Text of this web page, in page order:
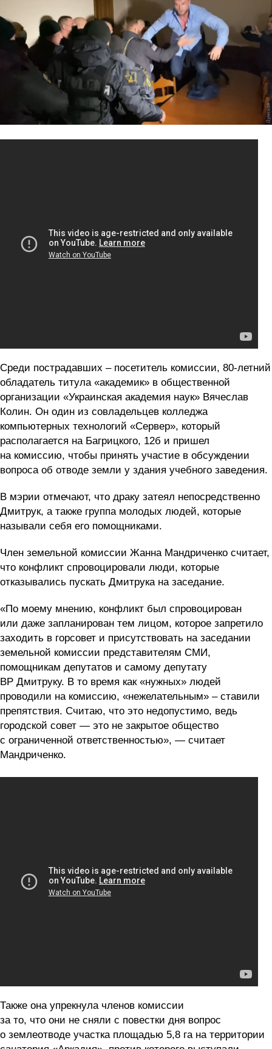
Среди пострадавших – посетитель комиссии, 80-летний
обладатель титула «академик» в общественной
организации «Украинская академия наук» Вячеслав
Колин. Он один из совладельцев колледжа
компьютерных технологий «Сервер», который
располагается на Багрицкого, 12б и пришел
на комиссию, чтобы принять участие в обсуждении
вопроса об отводе земли у здания учебного заведения.
В мэрии отмечают, что драку затеял непосредственно
Дмитрук, а также группа молодых людей, которые
называли себя его помощниками.
Член земельной комиссии Жанна Мандриченко считает,
что конфликт спровоцировали люди, которые
отказывались пускать Дмитрука на заседание.
«По моему мнению, конфликт был спровоцирован
или даже запланирован тем лицом, которое запретило
заходить в горсовет и присутствовать на заседании
земельной комиссии представителям СМИ,
помощникам депутатов и самому депутату
ВР Дмитруку. В то время как «нужных» людей
проводили на комиссию, «нежелательным» – ставили
препятствия. Считаю, что это недопустимо, ведь
городской совет — это не закрытое общество
с ограниченной ответственностью», — считает
Мандриченко.
Также она упрекнула членов комиссии
за то, что они не сняли с повестки дня вопрос
о землеотводе участка площадью 5,8 га на территории